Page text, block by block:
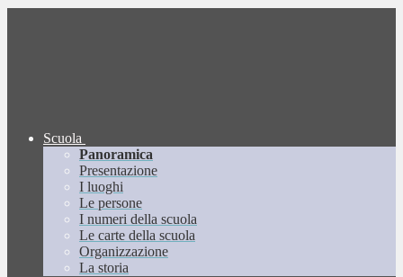
Scuola
Panoramica
Presentazione
I luoghi
Le persone
I numeri della scuola
Le carte della scuola
Organizzazione
La storia